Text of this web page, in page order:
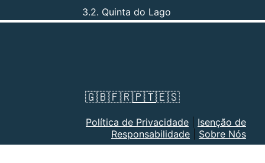
3.2. Quinta do Lago
🇬🇧🇫🇷🇵🇹🇪🇸
Política de Privacidade
Isenção de
Responsabilidade
Sobre Nós